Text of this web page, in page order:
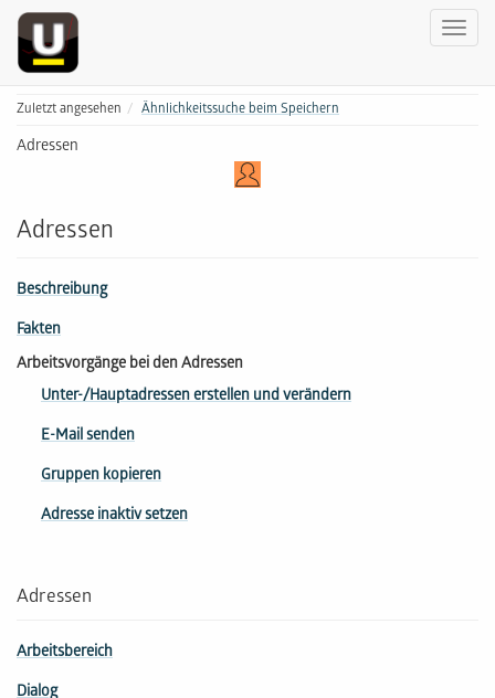
Zuletzt angesehen Ähnlichkeitssuche beim Speichern
Adressen
Adressen
Beschreibung
Fakten
Arbeitsvorgänge bei den Adressen
Unter-/Hauptadressen erstellen und verändern
E-Mail senden
Gruppen kopieren
Adresse inaktiv setzen
Adressen
Arbeitsbereich
Dialog